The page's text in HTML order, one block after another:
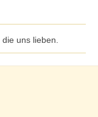
uns lieben.